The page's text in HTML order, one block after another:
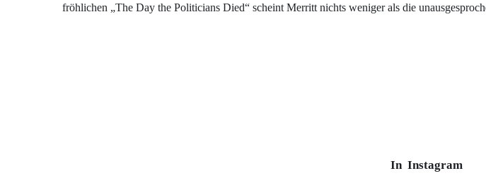
fröhlichen „The Day the Politicians Died“ scheint Merritt nichts weniger als die
In Instagram